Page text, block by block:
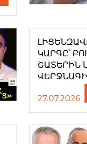
ԿԱՐԳԸ՝
ՇԱՏԵՐԻՆ
27.07.2026